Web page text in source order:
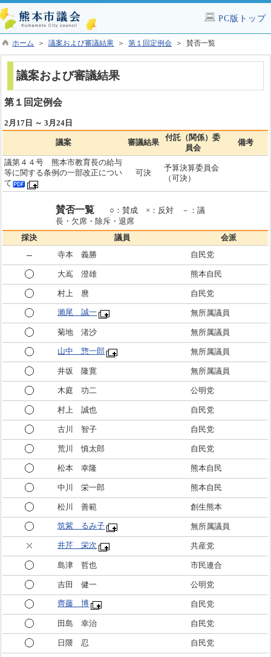
PC版トップ
ホーム ＞議案および審議結果 ＞第１回定例会 ＞ 賛否一覧
議案および審議結果
第１回定例会
2月17日 ～ 3月24日
議案 審議結果
付託（関係）委
員会
備考
議第４４号 熊本市教育長の給与
等に関する条例の一部改正につい
て
可決
予算決算委員会
（可決）
賛否一覧
○：賛成 ×：反対 －：議
長・欠席・除斥・退席
採決 議員
会派
寺本 義勝
自民党
大嶌 澄雄 熊本自民
村上 麿 自民党
瀨尾 誠一 無所属議員
菊地 渚沙 無所属議員
山中 惣一郎 無所属議員
井坂 隆寛 無所属議員
木庭 功二 公明党
村上 誠也 自民党
古川 智子 自民党
荒川 慎太郎 自民党
松本 幸隆 熊本自民
中川 栄一郎 熊本自民
松川 善範 創生熊本
筑紫 るみ子 無所属議員
井芹 栄次 共産党
島津 哲也 市民連合
吉田 健一 公明党
齊藤 博 自民党
田島 幸治 自民党
日隈 忍 自民党